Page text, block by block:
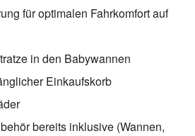
für optimalen Fahrkomfort auf
in den Babywannen
Einkaufskorb
bereits inklusive (Wannen,